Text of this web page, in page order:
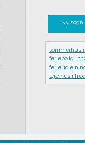
Ny
sommerhus
feriebolig i
leje hus i